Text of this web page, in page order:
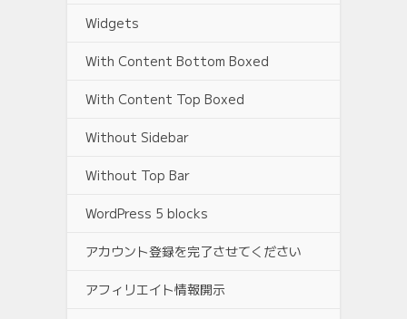
Widgets
With Content Bottom Boxed
With Content Top Boxed
Without Sidebar
Without Top Bar
WordPress 5 blocks
アカウント登録を完了させてください
アフィリエイト情報開示